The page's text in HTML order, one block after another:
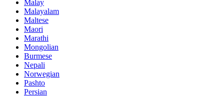
Malay
Malayalam
Maltese
Maori
Marathi
Mongolian
Burmese
Nepali
Norwegian
Pashto
Persian